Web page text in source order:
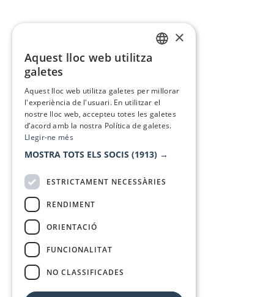
×
Aquest lloc web utilitza
galetes
Aquest lloc web utilitza galetes per millorar
l'experiència de l'usuari. En utilitzar el
nostre lloc web, accepteu totes les galetes
d’acord amb la nostra Política de galetes.
Llegir-ne més
MOSTRA TOTS ELS SOCIS (1913) →
ESTRICTAMENT NECESSÀRIES
RENDIMENT
ORIENTACIÓ
FUNCIONALITAT
NO CLASSIFICADES